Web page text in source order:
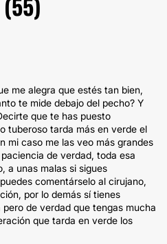
me alegra que estés tan bien,
te mide debajo del pecho? Y
que te has puesto
tuberoso tarda más en verde el
mi caso me las veo más grandes
de verdad, toda esa
a unas malas si sigues
comentárselo al cirujano,
por lo demás sí tienes
de verdad que tengas mucha
que tarda en verde los